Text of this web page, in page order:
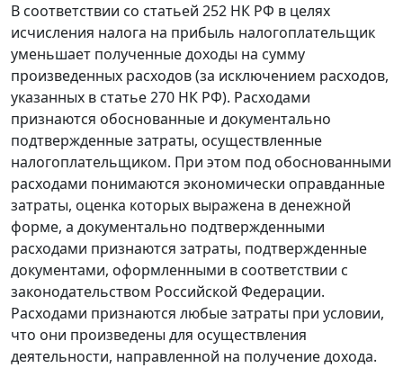
В соответствии со статьей 252 НК РФ в целях
исчисления налога на прибыль налогоплательщик
уменьшает полученные доходы на сумму
произведенных расходов (за исключением расходов,
указанных в статье 270 НК РФ). Расходами
признаются обоснованные и документально
подтвержденные затраты, осуществленные
налогоплательщиком. При этом под обоснованными
расходами понимаются экономически оправданные
затраты, оценка которых выражена в денежной
форме, а документально подтвержденными
расходами признаются затраты, подтвержденные
документами, оформленными в соответствии с
законодательством Российской Федерации.
Расходами признаются любые затраты при условии,
что они произведены для осуществления
деятельности, направленной на получение дохода.